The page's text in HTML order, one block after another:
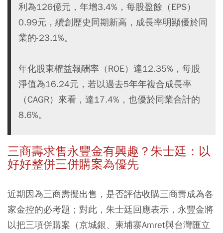
利為126億元，年增3.4%，每股盈餘（EPS）
0.99元，續創歷史同期新高，成長率明顯優於同
業的-23.1%。
年化股東權益報酬率（ROE）達12.35%，每股
淨值為16.24元，若以過去5年年複合成長率
（CAGR）來看，達17.4%，也優於同業合計的
8.6%。
三商壽求售永豐金有興趣？朱士廷：以
好好整併三併購案為優先
近期因為三商壽擬出售，是否評估收購三商壽成為各
家金控的必考題；對此，朱士廷回應表示，永豐金將
以把三項併購案（京城銀、柬埔寨Amret與台灣匯立